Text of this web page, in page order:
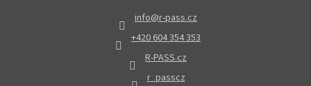
info@r-pass.cz
+420 604 354 353
R-PASS.cz
r_passcz